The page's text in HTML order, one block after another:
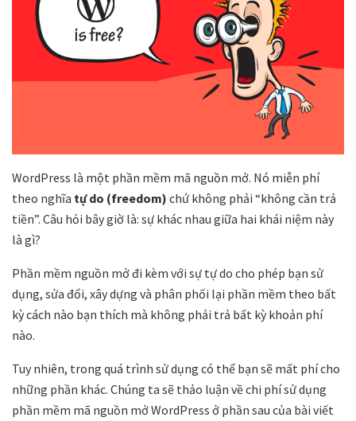
WordPress là một phần mềm mã nguồn mở. Nó miễn phí
theo nghĩa tự do (freedom) chứ không phải “không cần trả
tiền”. Câu hỏi bây giờ là: sự khác nhau giữa hai khái niệm này
là gì?
Phần mềm nguồn mở đi kèm với sự tự do cho phép bạn sử
dụng, sửa đổi, xây dựng và phân phối lại phần mềm theo bất
kỳ cách nào bạn thích mà không phải trả bất kỳ khoản phí
nào.
Tuy nhiên, trong quá trình sử dụng có thể bạn sẽ mất phí cho
những phần khác. Chúng ta sẽ thảo luận về chi phí sử dụng
phần mềm mã nguồn mở WordPress ở phần sau của bài viết